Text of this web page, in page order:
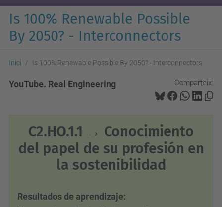
Is 100% Renewable Possible
By 2050? - Interconnectors
Inici Is 100% Renewable Possible By 2050? - Interconnectors
Comparteix:
YouTube. Real Engineering
C2.HO.1.1 → Conocimiento
del papel de su profesión en
la sostenibilidad
Resultados de aprendizaje: